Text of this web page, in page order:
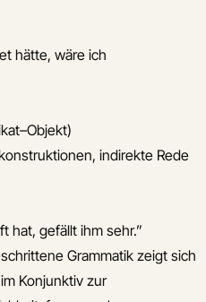
hätte, wäre ich
indirekte Rede
hat, gefällt ihm sehr.”
Grammatik zeigt sich
Konjunktiv zur